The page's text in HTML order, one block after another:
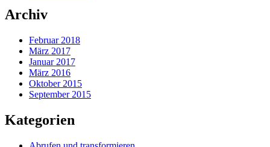
Archiv
Februar 2018
März 2017
Januar 2017
März 2016
Oktober 2015
September 2015
Kategorien